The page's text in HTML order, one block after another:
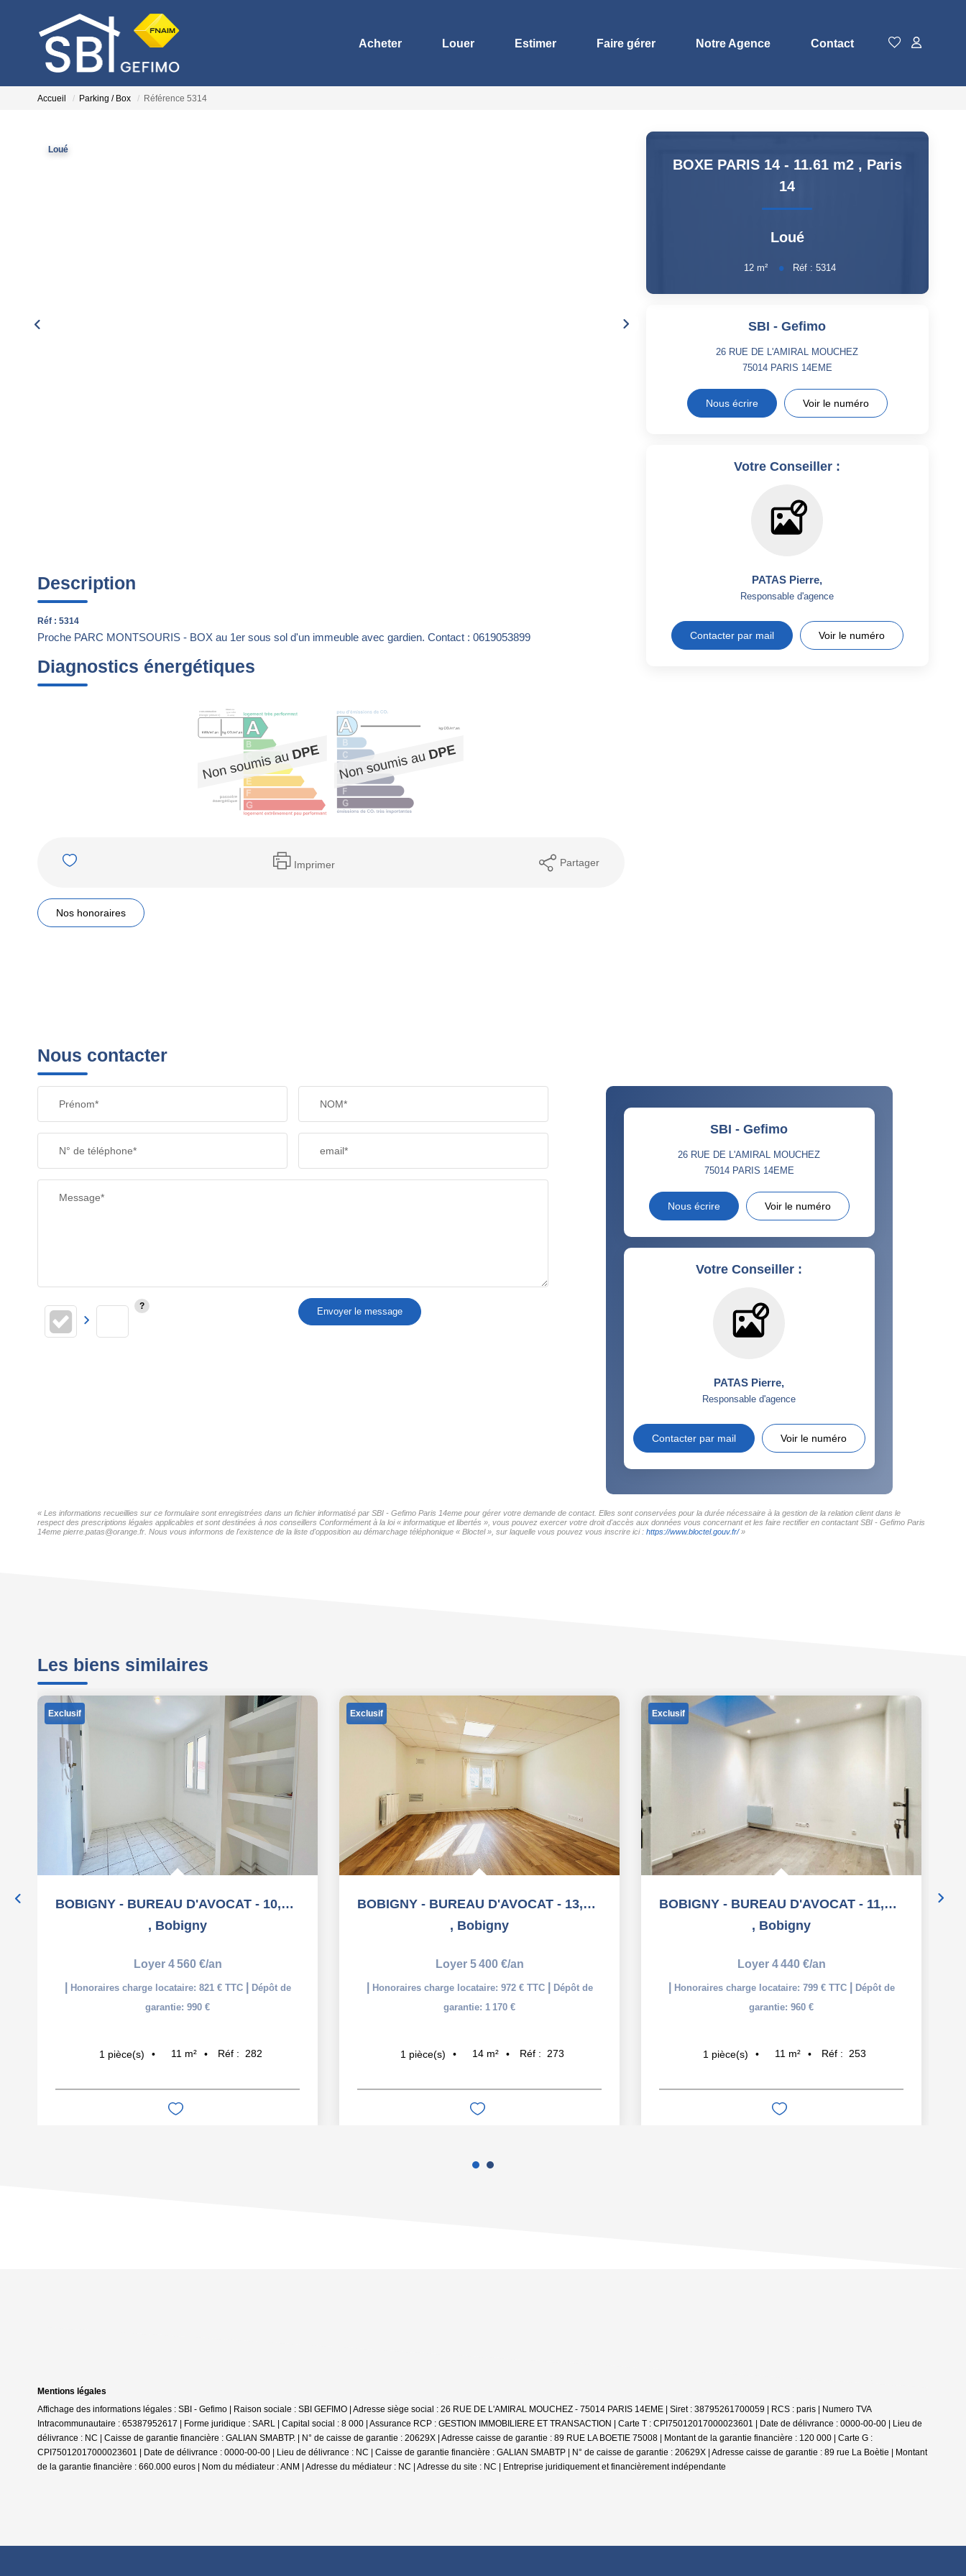
Acheter Louer Estimer Faire gérer Notre Agence Contact
Accueil Parking / Box Référence 5314
Loué
Description
Réf : 5314
Proche PARC MONTSOURIS - BOX au 1er sous sol d'un immeuble avec gardien. Contact : 0619053899
Diagnostics énergétiques
Imprimer Partager
Nos honoraires
BOXE PARIS 14 - 11.61 m2 , Paris
14
Loué
12 m² Réf :5314
SBI - Gefimo
26 RUE DE L'AMIRAL MOUCHEZ
75014 PARIS 14EME
Nous écrire Voir le numéro
Votre Conseiller :
PATAS Pierre,
Responsable d'agence
Contacter par mail Voir le numéro
Nous contacter
Prénom* NOM*
N° de téléphone* email*
Message*
Envoyer le message
SBI - Gefimo
26 RUE DE L'AMIRAL MOUCHEZ
75014 PARIS 14EME
Nous écrire Voir le numéro
Votre Conseiller :
PATAS Pierre,
Responsable d'agence
Contacter par mail Voir le numéro
« Les informations recueillies sur ce formulaire sont enregistrées dans un fichier informatisé par SBI - Gefimo Paris 14eme pour gérer votre demande de contact. Elles sont conservées pour la durée nécessaire à la gestion de la relation client dans le
respect des prescriptions légales applicables et sont destinées à nos conseillers Conformément à la loi « informatique et libertés », vous pouvez exercer votre droit d'accès aux données vous concernant et les faire rectifier en contactant SBI - Gefimo Paris
14eme pierre.patas@orange.fr. Nous vous informons de l'existence de la liste d'opposition au démarchage téléphonique « Bloctel », sur laquelle vous pouvez vous inscrire ici : https://www.bloctel.gouv.fr/»
Les biens similaires
Exclusif
BOBIGNY - BUREAU D'AVOCAT - 10,50 m2
, Bobigny
Loyer 4 560 €/an
Honoraires charge locataire: 821 € TTC
Dépôt de
garantie: 990 €
1 pièce(s) 11 m² Réf : 282
Exclusif
BOBIGNY - BUREAU D'AVOCAT - 13,94 m2
, Bobigny
Loyer 5 400 €/an
Honoraires charge locataire: 972 € TTC
Dépôt de
garantie: 1 170 €
1 pièce(s) 14 m² Réf : 273
Exclusif
BOBIGNY - BUREAU D'AVOCAT - 11,37 m2
, Bobigny
Loyer 4 440 €/an
Honoraires charge locataire: 799 € TTC
Dépôt de
garantie: 960 €
1 pièce(s) 11 m² Réf : 253
Mentions légales
Affichage des informations légales : SBI - Gefimo | Raison sociale : SBI GEFIMO | Adresse siège social : 26 RUE DE L'AMIRAL MOUCHEZ - 75014 PARIS 14EME | Siret : 38795261700059 | RCS : paris | Numero TVA
Intracommunautaire : 65387952617 | Forme juridique : SARL | Capital social : 8 000 | Assurance RCP : GESTION IMMOBILIERE ET TRANSACTION | Carte T : CPI75012017000023601 | Date de délivrance : 0000-00-00 | Lieu de
délivrance : NC | Caisse de garantie financière : GALIAN SMABTP. | N° de caisse de garantie : 20629X | Adresse caisse de garantie : 89 RUE LA BOETIE 75008 | Montant de la garantie financière : 120 000 | Carte G :
CPI75012017000023601 | Date de délivrance : 0000-00-00 | Lieu de délivrance : NC | Caisse de garantie financière : GALIAN SMABTP | N° de caisse de garantie : 20629X | Adresse caisse de garantie : 89 rue La Boètie | Montant
de la garantie financière : 660.000 euros | Nom du médiateur : ANM | Adresse du médiateur : NC | Adresse du site : NC |
Entreprise juridiquement et financièrement indépendante